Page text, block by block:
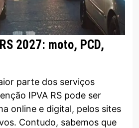
2027: moto, PCD,
parte dos serviços
IPVA RS pode ser
online e digital, pelos sites
Contudo, sabemos que